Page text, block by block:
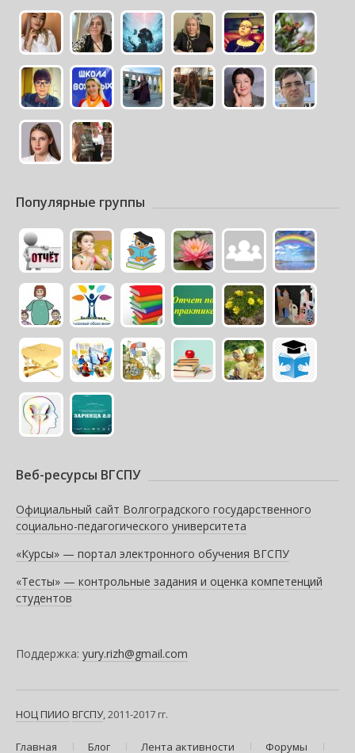
Популярные группы
Веб-ресурсы ВГСПУ
Официальный сайт Волгоградского государственного
социально-педагогического университета
«Курсы» — портал электронного обучения ВГСПУ
«Тесты» — контрольные задания и оценка компетенций
студентов
Поддержка: yury.rizh@gmail.com
НОЦ ПИИО ВГСПУ, 2011-2017 гг.
Главная Блог Лента активности Форумы